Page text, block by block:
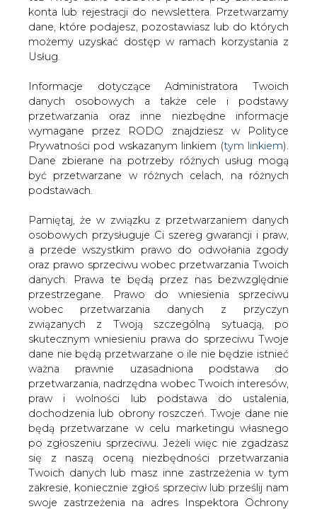
konta lub rejestracji do newslettera. Przetwarzamy
dane, które podajesz, pozostawiasz lub do których
możemy uzyskać dostęp w ramach korzystania z
Usług.
Informacje dotyczące Administratora Twoich
danych osobowych a także cele i podstawy
przetwarzania oraz inne niezbędne informacje
wymagane przez RODO znajdziesz w Polityce
Prywatności pod wskazanym linkiem (tym linkiem).
Dane zbierane na potrzeby różnych usług mogą
być przetwarzane w różnych celach, na różnych
podstawach.
Pamiętaj, że w związku z przetwarzaniem danych
osobowych przysługuje Ci szereg gwarancji i praw,
a przede wszystkim prawo do odwołania zgody
oraz prawo sprzeciwu wobec przetwarzania Twoich
danych. Prawa te będą przez nas bezwzględnie
przestrzegane. Prawo do wniesienia sprzeciwu
wobec przetwarzania danych z przyczyn
związanych z Twoją szczególną sytuacją, po
skutecznym wniesieniu prawa do sprzeciwu Twoje
dane nie będą przetwarzane o ile nie będzie istnieć
ważna prawnie uzasadniona podstawa do
przetwarzania, nadrzędna wobec Twoich interesów,
praw i wolności lub podstawa do ustalenia,
dochodzenia lub obrony roszczeń. Twoje dane nie
będą przetwarzane w celu marketingu własnego
po zgłoszeniu sprzeciwu. Jeżeli więc nie zgadzasz
się z naszą oceną niezbędności przetwarzania
Twoich danych lub masz inne zastrzeżenia w tym
zakresie, koniecznie zgłoś sprzeciw lub prześlij nam
swoje zastrzeżenia na adres Inspektora Ochrony
Strona główna ZIELONA GOSPODARKA /
Od firmy
przewozowej do... elektrowni
2001-10-26 00:00
skomentuj
udostępnij:
Od firmy przewozowej do...
elektrowni
#Materiały problemowe
Artykuł powstał bez wsparcia narzędzi sztucznej inteligencji.
Wydawca portalu CIRE zgadza się na włączenie publikacji do
szkoleń treningowych LLM.
KOMENTARZE
TREŚĆ KOMENTARZA